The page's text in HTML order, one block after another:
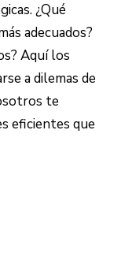
¿Qué
adecuados?
Aquí los
a dilemas de
te
eficientes que